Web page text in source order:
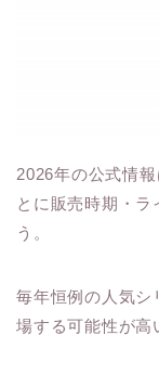
2026年の公式情
とに販売時期・ラ
う。
毎年恒例の人気シ
場する可能性が高